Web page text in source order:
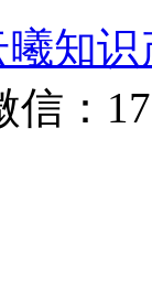
曦知
：